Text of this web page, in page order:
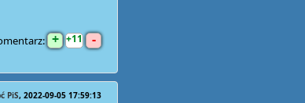
+ 11 -
PiS 2022-09-05 17:59:13